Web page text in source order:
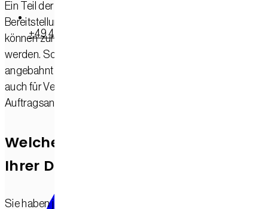
+49 4282 634 990
Ein Teil der Daten wird erhoben, um eine fehlerfreie
Bereitstellung der Website zu gewährleisten. Andere Daten
können zur Analyse Ihres Nutzerverhaltens verwendet
werden. Sofern über die Website Verträge geschlossen
angebahnt werden können, werden die übermittelten
auch für Vertragsangebote, Bestellungen oder sonstige
Auftragsanfragen verarbeitet.
Welche Rechte haben Sie bezüglich
Ihrer Daten?
Sie haben jederzeit das Recht, unentgeltlich Auskunft über